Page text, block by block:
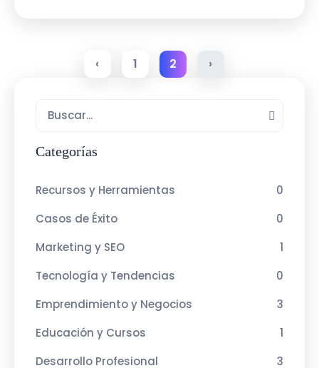
‹ 1 2 ›
Categorías
Recursos y Herramientas
0
Casos de Éxito
0
Marketing y SEO
1
Tecnología y Tendencias
0
Emprendimiento y Negocios
3
Educación y Cursos
1
Desarrollo Profesional
3